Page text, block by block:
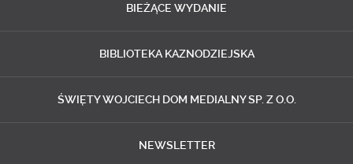
BIEŻĄCE WYDANIE
BIBLIOTEKA KAZNODZIEJSKA
ŚWIĘTY WOJCIECH DOM MEDIALNY SP. Z O.O.
NEWSLETTER